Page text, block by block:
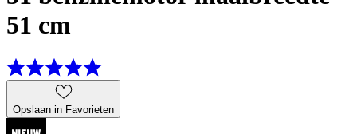
51 cm
Opslaan in Favorieten